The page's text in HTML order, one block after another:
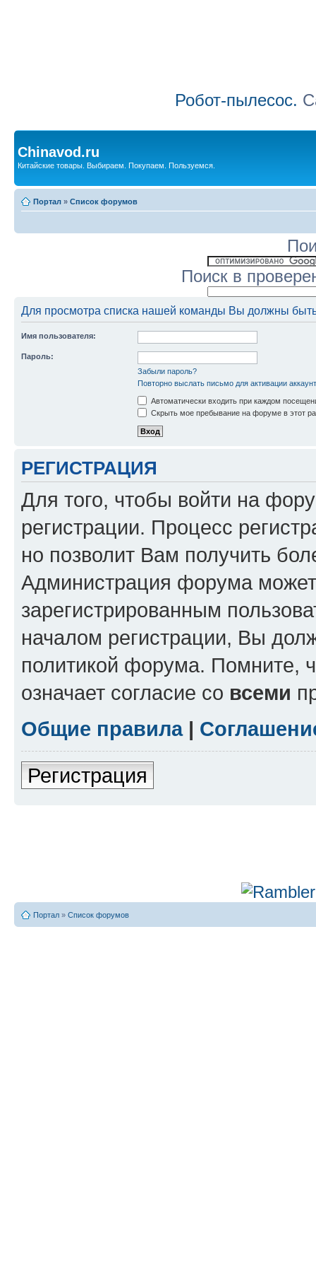
Робот-пылесос.
Chinavod.ru
Китайские товары. Выбираем. Покупаем. Пользуемся.
Портал » Список форумов
Поиск в
Для просмотра списка нашей команды Вы должны
Имя пользователя:
Пароль:
Забыли пароль?
Повторно выслать письмо для активации
Автоматически входить при каждом
Скрыть мое пребывание на форуме в этот
РЕГИСТРАЦИЯ
Для того, чтобы войти на
регистрации. Процесс
но позволит Вам получить
Администрация форума может
зарегистрированным
началом регистрации, Вы
политикой форума. Помните,
означает согласие со всеми
Общие правила|
Регистрация
Портал » Список форумов